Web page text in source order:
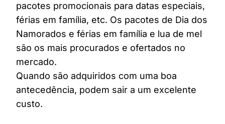
pacotes promocionais para datas especiais,
férias em família, etc. Os pacotes de Dia dos
Namorados e férias em família e lua de mel
são os mais procurados e ofertados no
mercado.
Quando são adquiridos com uma boa
antecedência, podem sair a um excelente
custo.